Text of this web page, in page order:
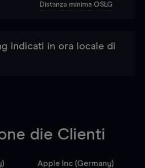
Distanza minima OSLG
indicati in ora locale di
die Clienti
Apple Inc (Germany)